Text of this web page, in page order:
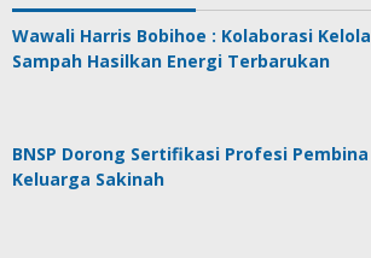
Wawali Harris Bobihoe : Kolaborasi Kelola
Sampah Hasilkan Energi Terbarukan
BNSP Dorong Sertifikasi Profesi Pembina
Keluarga Sakinah